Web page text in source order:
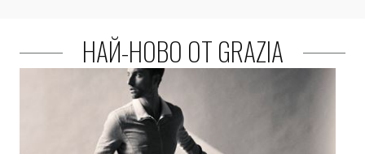
НАЙ-НОВО ОТ GRAZIA